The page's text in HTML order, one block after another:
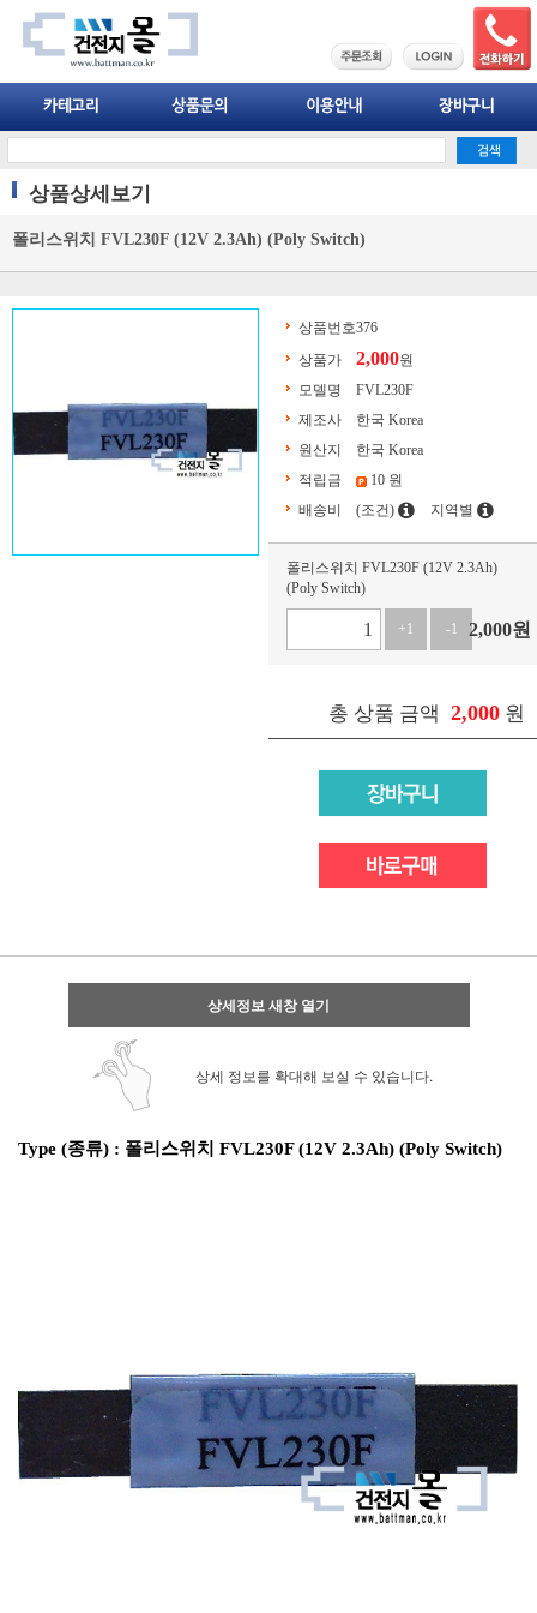
상품상세보기
폴리스위치 FVL230F (12V 2.3Ah) (Poly Switch)
상품번호376
상품가
2,000원
모델명
FVL230F
제조사
한국 Korea
원산지
한국 Korea
적립금
10 원
배송비
(조건) 지역별
폴리스위치 FVL230F (12V 2.3Ah)
(Poly Switch)
+1 -1 2,000원
총 상품 금액 2,000 원
상세정보 새창 열기
상세 정보를 확대해 보실 수 있습니다.
Type (종류) : 폴리스위치 FVL230F (12V 2.3Ah) (Poly Switch)